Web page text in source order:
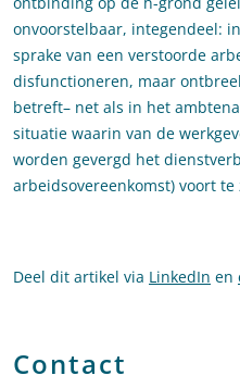
onvoorstelbaar, integendeel:
sprake van een verstoorde
disfunctioneren, maar
betreft– net als in het
situatie waarin van de
worden gevergd het
arbeidsovereenkomst) voort te
Deel dit artikel via LinkedIn en
Contact